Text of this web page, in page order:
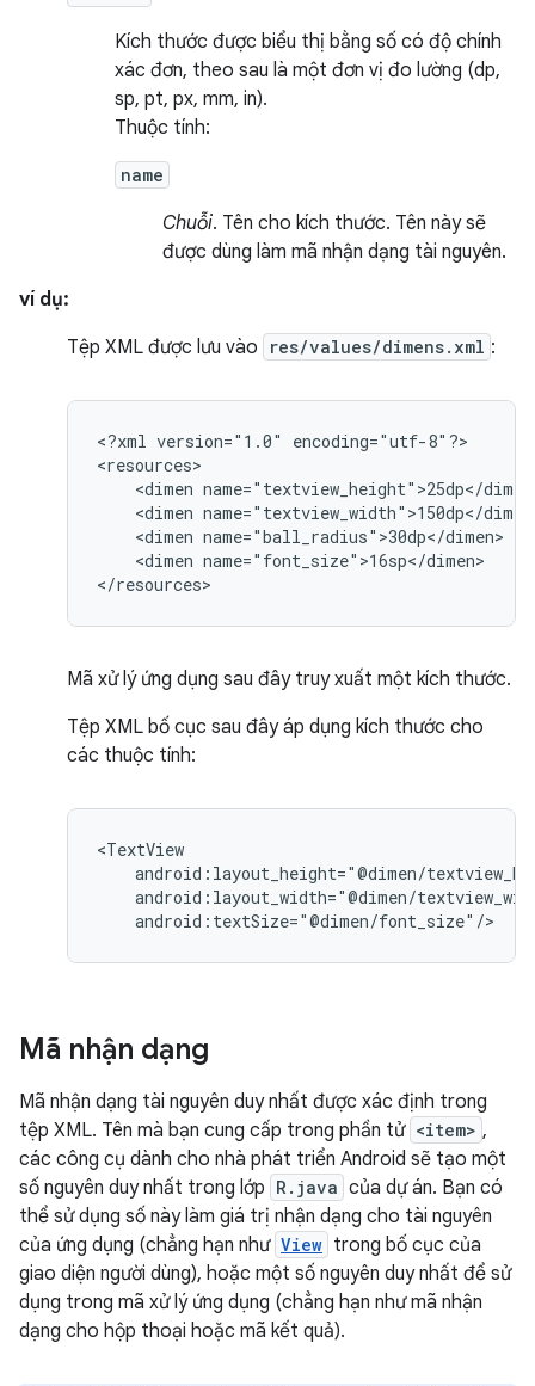
Kích thước được biểu thị bằng số có độ chính
xác đơn, theo sau là một đơn vị đo lường (dp,
sp, pt, px, mm, in).
Thuộc tính:
name
Chuỗi. Tên cho kích thước. Tên này sẽ
được dùng làm mã nhận dạng tài nguyên.
ví dụ:
Tệp XML được lưu vào
res/values/dimens.xml :
<?xml version="1.0"
encoding="utf-8"?>
<dimen
<dimen
<dimen
<dimen name="font_size">16sp</dimen>
</resources>
Mã xử lý ứng dụng sau đây truy xuất một kích thước.
Tệp XML bố cục sau đây áp dụng kích thước cho
các thuộc tính:
android:textSize="@dimen/font_size"/>
Mã nhận dạng
Mã nhận dạng tài nguyên duy nhất được xác định trong
tệp XML. Tên mà bạn cung cấp trong phần tử <item> ,
các công cụ dành cho nhà phát triển Android sẽ tạo một
số nguyên duy nhất trong lớp R.java của dự án. Bạn có
thể sử dụng số này làm giá trị nhận dạng cho tài nguyên
của ứng dụng (chẳng hạn như View trong bố cục của
giao diện người dùng), hoặc một số nguyên duy nhất để sử
dụng trong mã xử lý ứng dụng (chẳng hạn như mã nhận
dạng cho hộp thoại hoặc mã kết quả).